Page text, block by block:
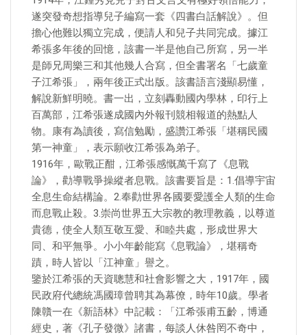
遂突發奇想指導兒子編寫一套《四書白話解說》。但
擔心他難以獨立完成，便請人和兒子共同完成。據江
希張多年後的回憶，該書一半是他自己所寫，另一半
是師兄周樂三和其他幾人合寫，但全書署名「七歲童
子江希張」，兩年後正式出版。該書語言淺顯易懂，
解說新鮮明曉。書一出，立刻轟動國內學林，印行上
百萬部，江希張遂成國內外報刊競相報道的熱點人
物。康有為讀後，寫信勉勵，盛讚江希張「堪稱民國
第一神童」，表示願收江希張為弟子。
1916年，歐戰正酣，江希張感慨萬千寫了《息戰
論》，勸導戰爭操縱者息戰。該書要旨是：1.倡導宇宙
全息生命結構論。2.奉勸世界各國要愛護全人類的生命
而息戰止殺。3.崇尚世界五大宗教的教理教義，以尊道
貴德，使全人類互敬互愛、和睦共處，形成世界大
同、和平無爭。小小年齡能寫《息戰論》，堪稱奇
蹟，時人皆以「江神童」譽之。
鑒於江希張的天資聰慧和社會影響之大，1917年，國
民政府代總統馮國璋曾聘其為幕僚，時年10歲。學者
陳贛一在《新語林》中記載：「江希張甫五齡，博通
經史，著《孔子發微》諸書，每談人休咎罔不奇中，